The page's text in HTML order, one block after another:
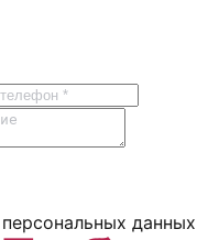
данных